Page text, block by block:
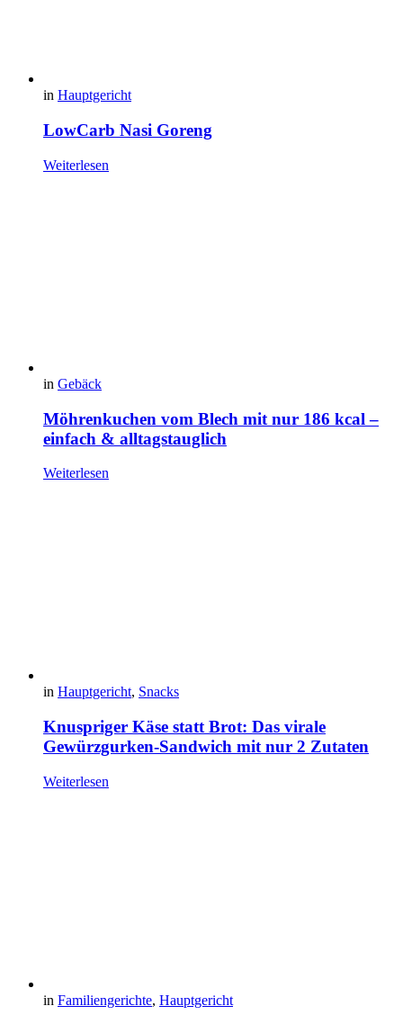
in Hauptgericht
LowCarb Nasi Goreng
Weiterlesen
in Gebäck
Möhrenkuchen vom Blech mit nur 186 kcal –
einfach & alltagstauglich
Weiterlesen
in Hauptgericht, Snacks
Knuspriger Käse statt Brot: Das virale
Gewürzgurken-Sandwich mit nur 2 Zutaten
Weiterlesen
in Familiengerichte, Hauptgericht